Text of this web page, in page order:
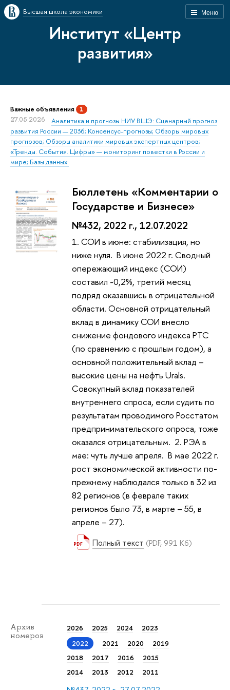
Меню
Высшая школа экономики
Институт «Центр
развития»
Важные объявления 1
27.05.2026
Аналитика и прогнозы НИУ ВШЭ: Сценарный прогноз
развития России — 2036; Консенсус-прогнозы; Обзоры мировых
прогнозов; Обзоры аналитики мировых экспертных центров;
«Тренды. События. Цифры» — мониторинг повестки в России и
мире; Базы данных.
Бюллетень «Комментарии о
Государстве и Бизнесе»
№432, 2022 г., 12.07.2022
1. СОИ в июне: стабилизация, но
ниже нуля. В июне 2022 г. Сводный
опережающий индекс (СОИ)
составил -0,2%, третий месяц
подряд оказавшись в отрицательной
области. Основной отрицательный
вклад в динамику СОИ внесло
снижение фондового индекса РТС
(по сравнению с прошлым годом), а
основной положительный вклад –
высокие цены на нефть Urals.
Совокупный вклад показателей
внутреннего спроса, если судить по
результатам проводимого Росстатом
предпринимательского опроса, тоже
оказался отрицательным. 2. РЭА в
мае: чуть лучше апреля. В мае 2022 г.
рост экономической активности по-
прежнему наблюдался только в 32 из
82 регионов (в феврале таких
регионов было 73, в марте – 55, в
апреле – 27).
Полный текст (PDF, 991 Кб)
Архив
номеров
2026 2025 2024
2023
2022
2021 2020
2019
2018
2017 2016
2015
2014
2013 2012 2011